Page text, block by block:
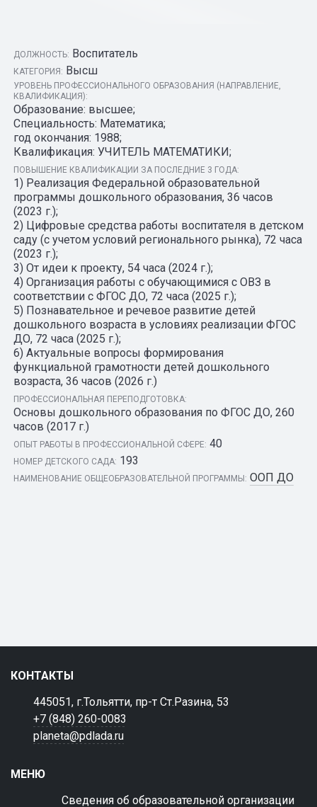
ДОЛЖНОСТЬ: Воспитатель
КАТЕГОРИЯ: Высш
УРОВЕНЬ ПРОФЕССИОНАЛЬНОГО ОБРАЗОВАНИЯ (НАПРАВЛЕНИЕ,
КВАЛИФИКАЦИЯ):
Образование: высшее;
Специальность: Математика;
год окончания: 1988;
Квалификация: УЧИТЕЛЬ МАТЕМАТИКИ;
ПОВЫШЕНИЕ КВАЛИФИКАЦИИ ЗА ПОСЛЕДНИЕ 3 ГОДА:
1) Реализация Федеральной образовательной
программы дошкольного образования, 36 часов
(2023 г.);
2) Цифровые средства работы воспитателя в детском
саду (с учетом условий регионального рынка), 72 часа
(2023 г.);
3) От идеи к проекту, 54 часа (2024 г.);
4) Организация работы с обучающимися с ОВЗ в
соответствии с ФГОС ДО, 72 часа (2025 г.);
5) Познавательное и речевое развитие детей
дошкольного возраста в условиях реализации ФГОС
ДО, 72 часа (2025 г.);
6) Актуальные вопросы формирования
функциальной грамотности детей дошкольного
возраста, 36 часов (2026 г.)
ПРОФЕССИОНАЛЬНАЯ ПЕРЕПОДГОТОВКА:
Основы дошкольного образования по ФГОС ДО, 260
часов (2017 г.)
ОПЫТ РАБОТЫ В ПРОФЕССИОНАЛЬНОЙ СФЕРЕ: 40
НОМЕР ДЕТСКОГО САДА: 193
НАИМЕНОВАНИЕ ОБЩЕОБРАЗОВАТЕЛЬНОЙ ПРОГРАММЫ: ООП ДО
КОНТАКТЫ
445051, г.Тольятти, пр-т Ст.Разина, 53
+7 (848) 260-0083
planeta@pdlada.ru
МЕНЮ
Сведения об образовательной организации